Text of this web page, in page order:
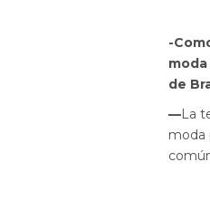
-
de
—La
moda